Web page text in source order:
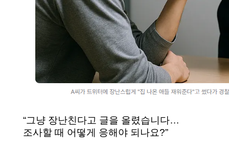
“그냥 장난친다고 글을 올렸습니다…
조사할 때 어떻게 응해야 되나요?”